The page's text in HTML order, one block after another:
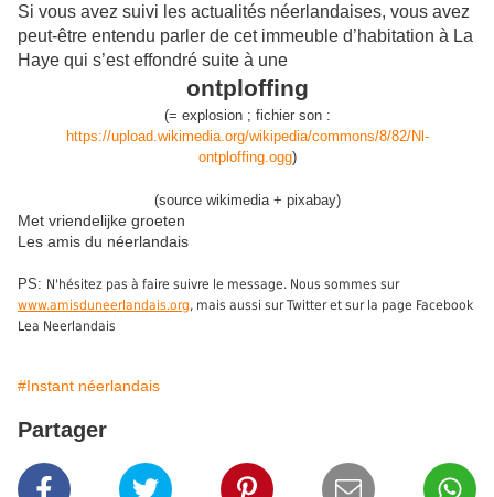
Si vous avez suivi les actualités néerlandaises, vous avez
peut-être entendu parler de cet immeuble d’habitation à La
Haye qui s’est effondré suite à une
ontploffing
(= explosion; fichier son :
https://upload.wikimedia.org/wikipedia/commons/8/82/Nl-
ontploffing.ogg)
(source wikimedia + pixabay)
Met vriendelijke groeten
Les amis du néerlandais
PS: N'hésitez pas à faire suivre le message. Nous sommes sur
www.amisduneerlandais.org, mais aussi sur Twitter et sur la page Facebook
Lea Neerlandais
#Instant néerlandais
Partager